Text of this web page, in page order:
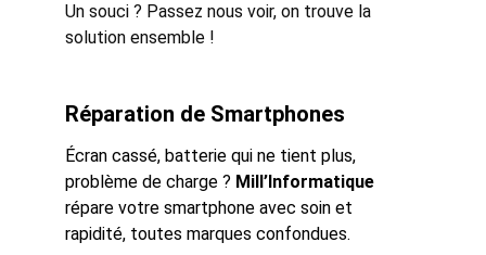
Un souci ? Passez nous voir, on trouve la
solution ensemble !
Réparation de Smartphones
Écran cassé, batterie qui ne tient plus,
problème de charge ? Mill’Informatique
répare votre smartphone avec soin et
rapidité, toutes marques confondues.